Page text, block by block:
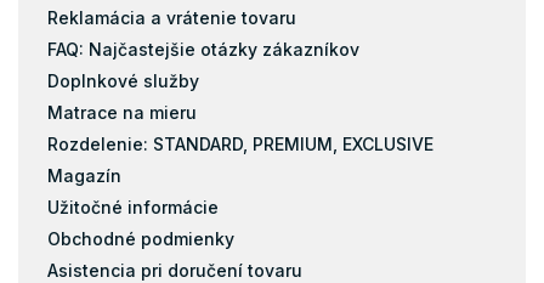
Reklamácia a vrátenie tovaru
FAQ: Najčastejšie otázky zákazníkov
Doplnkové služby
Matrace na mieru
Rozdelenie: STANDARD, PREMIUM, EXCLUSIVE
Magazín
Užitočné informácie
Obchodné podmienky
Asistencia pri doručení tovaru